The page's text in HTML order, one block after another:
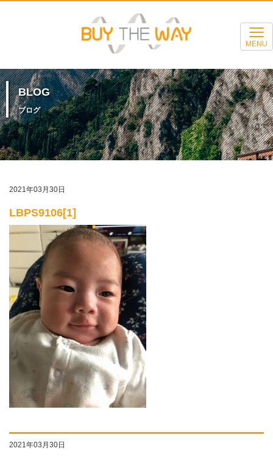
MENU
BLOG
ブログ
2021年03月30日
LBPS9106[1]
2021年03月30日